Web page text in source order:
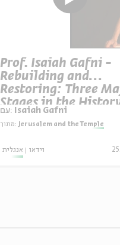
Prof. Isaiah Gafni -
Rebuilding and
Restoring: Three
Stages in the
the Second Temple
Jerusalem
עם: Isaiah Gafni
מתוך: Jerusalem and the Temple
אנגלית וידאו